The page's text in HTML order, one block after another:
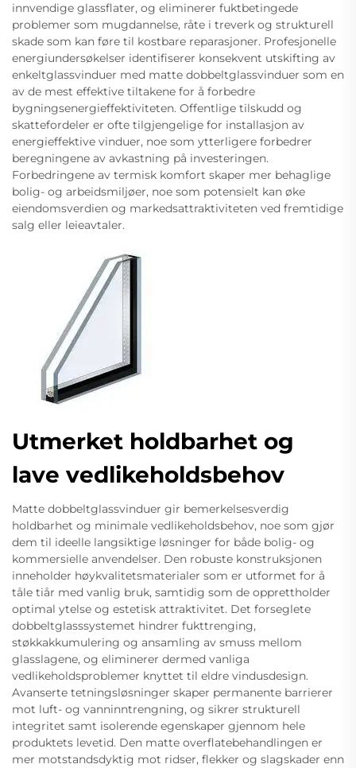
innvendige glassflater, og eliminerer fuktbetingede
problemer som mugdannelse, råte i treverk og strukturell
skade som kan føre til kostbare reparasjoner. Profesjonelle
energiundersøkelser identifiserer konsekvent utskifting av
enkeltglassvinduer med matte dobbeltglassvinduer som en
av de mest effektive tiltakene for å forbedre
bygningsenergieffektiviteten. Offentlige tilskudd og
skattefordeler er ofte tilgjengelige for installasjon av
energieffektive vinduer, noe som ytterligere forbedrer
beregningene av avkastning på investeringen.
Forbedringene av termisk komfort skaper mer behaglige
bolig- og arbeidsmiljøer, noe som potensielt kan øke
eiendomsverdien og markedsattraktiviteten ved fremtidige
salg eller leieavtaler.
Utmerket holdbarhet og
lave vedlikeholdsbehov
Matte dobbeltglassvinduer gir bemerkelsesverdig
holdbarhet og minimale vedlikeholdsbehov, noe som gjør
dem til ideelle langsiktige løsninger for både bolig- og
kommersielle anvendelser. Den robuste konstruksjonen
inneholder høykvalitetsmaterialer som er utformet for å
tåle tiår med vanlig bruk, samtidig som de opprettholder
optimal ytelse og estetisk attraktivitet. Det forseglete
dobbeltglasssystemet hindrer fukttrenging,
støkkakkumulering og ansamling av smuss mellom
glasslagene, og eliminerer dermed vanliga
vedlikeholdsproblemer knyttet til eldre vindusdesign.
Avanserte tetningsløsninger skaper permanente barrierer
mot luft- og vanninntrengning, og sikrer strukturell
integritet samt isolerende egenskaper gjennom hele
produktets levetid. Den matte overflatebehandlingen er
mer motstandsdyktig mot ridser, flekker og slagskader enn